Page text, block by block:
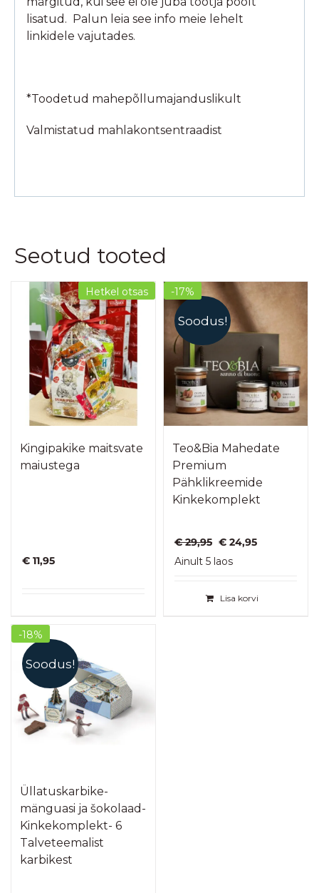
lisatud. Palun leia see info meie lehelt
linkidele vajutades.
*Toodetud mahepõllumajanduslikult
Valmistatud mahlakontsentraadist
Seotud tooted
Hetkel otsas
Kingipakike maitsvate
maiustega
€ 11,95
Soodus!
-17%
Teo&Bia Mahedate
Premium
Pähklikreemide
Kinkekomplekt
€29,95 Algne
€ 24,95Praegune
Ainult 5 laos
Lisa korvi
Soodus!
-18%
Üllatuskarbike-
mänguasi ja šokolaad-
Kinkekomplekt- 6
Talveteemalist
karbikest